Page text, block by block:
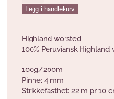
AO
Highland
antall
Legg i handlekurv
Highland worsted
100% Peruviansk Highland
100g/200m
Pinne: 4 mm
Strikkefasthet: 22 m pr 10